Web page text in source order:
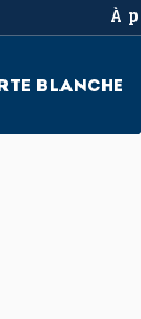
À
BLANCHE